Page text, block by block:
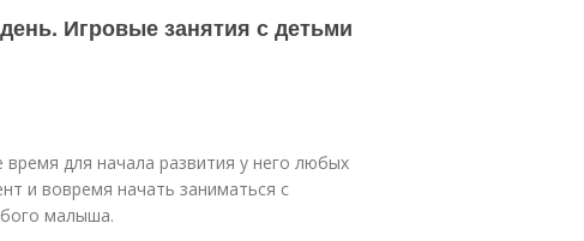
Игровые занятия с детьми
для начала развития у него любых
и вовремя начать заниматься с
малыша.